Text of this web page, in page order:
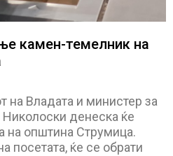
камен-темелник на
на Владата и министер за
денеска ќе
на општина Струмица.
посетата, ќе се обрати